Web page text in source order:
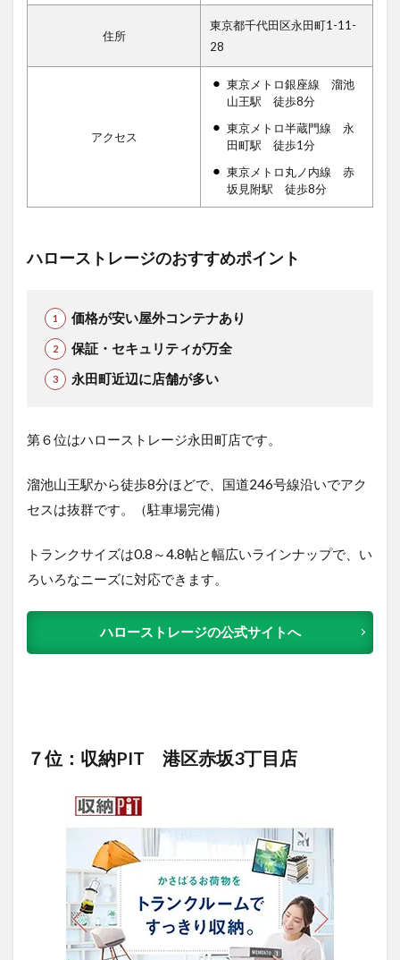
住所
東京都千代田区永田町1-11-
28
アクセス
東京メトロ銀座線 溜池
山王駅 徒歩8分
東京メトロ半蔵門線 永
田町駅 徒歩1分
東京メトロ丸ノ内線 赤
坂見附駅 徒歩8分
ハローストレージのおすすめポイント
価格が安い屋外コンテナあり
保証・セキュリティが万全
永田町近辺に店舗が多い
第６位はハローストレージ永田町店です。
溜池山王駅から徒歩8分ほどで、国道246号線沿いでアク
セスは抜群です。（駐車場完備）
トランクサイズは0.8～4.8帖と幅広いラインナップで、い
ろいろなニーズに対応できます。
ハローストレージの公式サイトへ
７位：収納PIT 港区赤坂3丁目店